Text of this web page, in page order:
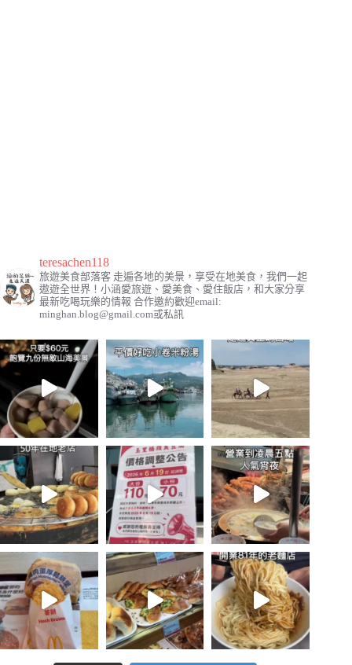
teresachen118
旅遊美食部落客 走遍各地的美景，享受在地美食，我們一起
遨遊全世界！小涵愛旅遊、愛美食、愛住飯店，和大家分享
最新吃喝玩樂的情報 合作邀約歡迎email:
minghan.blog@gmail.com或私訊